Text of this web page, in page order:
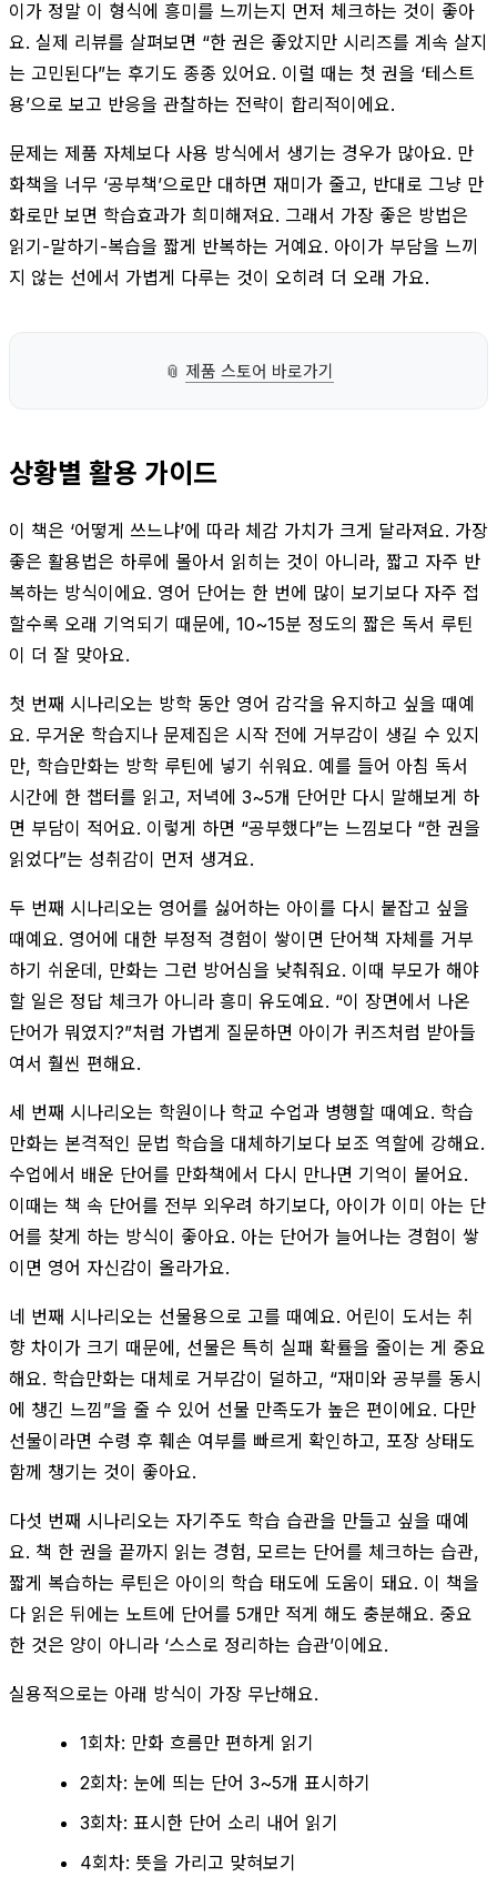
이가 정말 이 형식에 흥미를 느끼는지 먼저 체크하는 것이 좋아
요. 실제 리뷰를 살펴보면 “한 권은 좋았지만 시리즈를 계속 살지
는 고민된다”는 후기도 종종 있어요. 이럴 때는 첫 권을 ‘테스트
용’으로 보고 반응을 관찰하는 전략이 합리적이에요.
문제는 제품 자체보다 사용 방식에서 생기는 경우가 많아요. 만
화책을 너무 ‘공부책’으로만 대하면 재미가 줄고, 반대로 그냥 만
화로만 보면 학습효과가 희미해져요. 그래서 가장 좋은 방법은
읽기-말하기-복습을 짧게 반복하는 거예요. 아이가 부담을 느끼
지 않는 선에서 가볍게 다루는 것이 오히려 더 오래 가요.
📎 제품 스토어 바로가기
상황별 활용 가이드
이 책은 ‘어떻게 쓰느냐’에 따라 체감 가치가 크게 달라져요. 가장
좋은 활용법은 하루에 몰아서 읽히는 것이 아니라, 짧고 자주 반
복하는 방식이에요. 영어 단어는 한 번에 많이 보기보다 자주 접
할수록 오래 기억되기 때문에, 10~15분 정도의 짧은 독서 루틴
이 더 잘 맞아요.
첫 번째 시나리오는 방학 동안 영어 감각을 유지하고 싶을 때예
요. 무거운 학습지나 문제집은 시작 전에 거부감이 생길 수 있지
만, 학습만화는 방학 루틴에 넣기 쉬워요. 예를 들어 아침 독서
시간에 한 챕터를 읽고, 저녁에 3~5개 단어만 다시 말해보게 하
면 부담이 적어요. 이렇게 하면 “공부했다”는 느낌보다 “한 권을
읽었다”는 성취감이 먼저 생겨요.
두 번째 시나리오는 영어를 싫어하는 아이를 다시 붙잡고 싶을
때예요. 영어에 대한 부정적 경험이 쌓이면 단어책 자체를 거부
하기 쉬운데, 만화는 그런 방어심을 낮춰줘요. 이때 부모가 해야
할 일은 정답 체크가 아니라 흥미 유도예요. “이 장면에서 나온
단어가 뭐였지?”처럼 가볍게 질문하면 아이가 퀴즈처럼 받아들
여서 훨씬 편해요.
세 번째 시나리오는 학원이나 학교 수업과 병행할 때예요. 학습
만화는 본격적인 문법 학습을 대체하기보다 보조 역할에 강해요.
수업에서 배운 단어를 만화책에서 다시 만나면 기억이 붙어요.
이때는 책 속 단어를 전부 외우려 하기보다, 아이가 이미 아는 단
어를 찾게 하는 방식이 좋아요. 아는 단어가 늘어나는 경험이 쌓
이면 영어 자신감이 올라가요.
네 번째 시나리오는 선물용으로 고를 때예요. 어린이 도서는 취
향 차이가 크기 때문에, 선물은 특히 실패 확률을 줄이는 게 중요
해요. 학습만화는 대체로 거부감이 덜하고, “재미와 공부를 동시
에 챙긴 느낌”을 줄 수 있어 선물 만족도가 높은 편이에요. 다만
선물이라면 수령 후 훼손 여부를 빠르게 확인하고, 포장 상태도
함께 챙기는 것이 좋아요.
다섯 번째 시나리오는 자기주도 학습 습관을 만들고 싶을 때예
요. 책 한 권을 끝까지 읽는 경험, 모르는 단어를 체크하는 습관,
짧게 복습하는 루틴은 아이의 학습 태도에 도움이 돼요. 이 책을
다 읽은 뒤에는 노트에 단어를 5개만 적게 해도 충분해요. 중요
한 것은 양이 아니라 ‘스스로 정리하는 습관’이에요.
실용적으로는 아래 방식이 가장 무난해요.
1회차: 만화 흐름만 편하게 읽기
2회차: 눈에 띄는 단어 3~5개 표시하기
3회차: 표시한 단어 소리 내어 읽기
4회차: 뜻을 가리고 맞혀보기